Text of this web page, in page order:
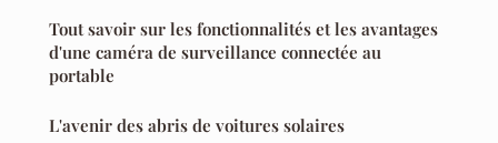
Tout savoir sur les fonctionnalités et les avantages
d'une caméra de surveillance connectée au
portable
L'avenir des abris de voitures solaires